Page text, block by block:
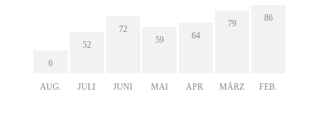
6
AUG.
52
JULI
72
JUNI
59
MAI
64
APR.
79
MÄRZ
86
FEB.